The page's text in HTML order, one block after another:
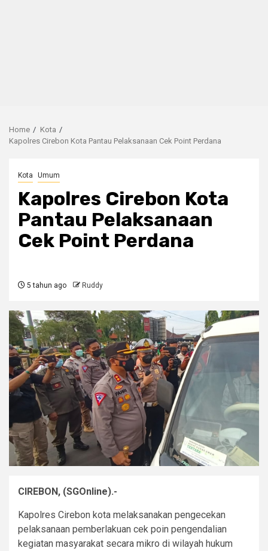
Home
Kota
Kapolres Cirebon Kota Pantau Pelaksanaan Cek Point Perdana
Kota Umum
Kapolres Cirebon Kota
Pantau Pelaksanaan
Cek Point Perdana
5 tahun ago Ruddy
CIREBON, (SGOnline).-
Kapolres Cirebon kota melaksanakan pengecekan
pelaksanaan pemberlakuan cek poin pengendalian
kegiatan masyarakat secara mikro di wilayah hukum